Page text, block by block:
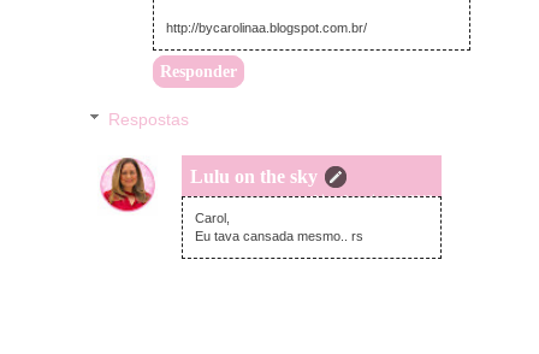
http://bycarolinaa.blogspot.com.br/
Responder
Respostas
Lulu on the sky
terça-feira, fevereiro 26, 2013
Carol,
Eu tava cansada mesmo.. rs